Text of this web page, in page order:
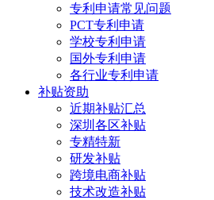
专利申请常见问题
PCT专利申请
学校专利申请
国外专利申请
各行业专利申请
补贴资助
近期补贴汇总
深圳各区补贴
专精特新
研发补贴
跨境电商补贴
技术改造补贴